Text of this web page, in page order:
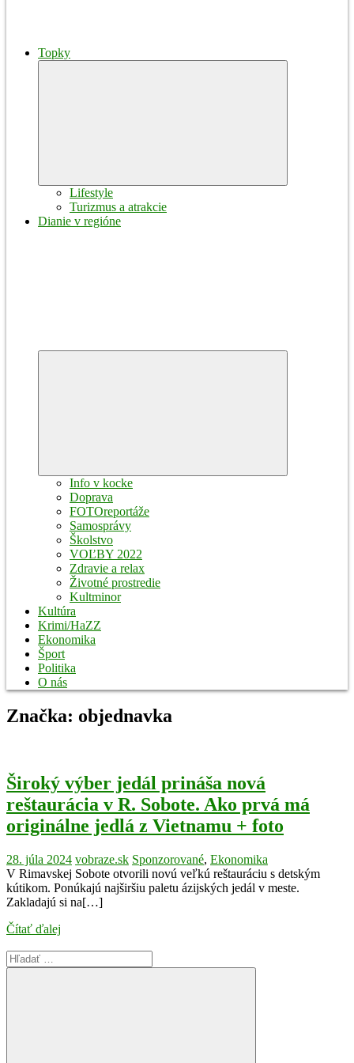
Topky
Lifestyle
Turizmus a atrakcie
Dianie v regióne
Info v kocke
Doprava
FOTOreportáže
Samosprávy
Školstvo
VOĽBY 2022
Zdravie a relax
Životné prostredie
Kultminor
Kultúra
Krimi/HaZZ
Ekonomika
Šport
Politika
O nás
Značka: objednavka
Široký výber jedál prináša nová
reštaurácia v R. Sobote. Ako prvá má
originálne jedlá z Vietnamu + foto
28. júla 2024 vobraze.sk Sponzorované, Ekonomika
V Rimavskej Sobote otvorili novú veľkú reštauráciu s detským
kútikom. Ponúkajú najširšiu paletu ázijských jedál v meste.
Zakladajú si na[…]
Čítať ďalej
Search
for: